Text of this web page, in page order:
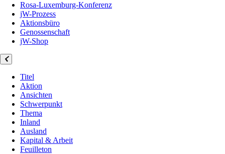
Rosa-Luxemburg-Konferenz
jW-Prozess
Aktionsbüro
Genossenschaft
jW-Shop
Titel
Aktion
Ansichten
Schwerpunkt
Thema
Inland
Ausland
Kapital & Arbeit
Feuilleton